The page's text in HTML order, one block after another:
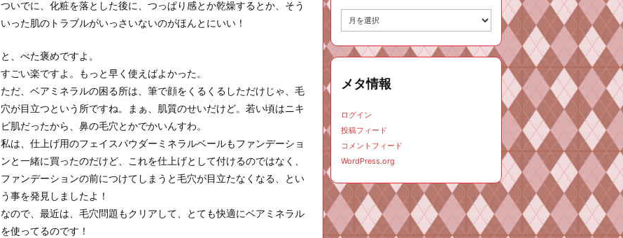
ついでに、化粧を落とした後に、つっぱり感とか乾燥するとか、そう
いった肌のトラブルがいっさいないのがほんとにいい！
と、べた褒めですよ。
すごい楽ですよ。もっと早く使えばよかった。
ただ、ベアミネラルの困る所は、筆で顔をくるくるしただけじゃ、毛
穴が目立つという所ですね。まぁ、肌質のせいだけど。若い頃はニキ
ビ肌だったから、鼻の毛穴とかでかいんすわ。
私は、仕上げ用のフェイスパウダーミネラルベールもファンデーショ
ンと一緒に買ったのだけど、これを仕上げとして付けるのではなく、
ファンデーションの前につけてしまうと毛穴が目立たなくなる、とい
う事を発見しましたよ！
なので、最近は、毛穴問題もクリアして、とても快適にベアミネラル
を使ってるのです！
イ
ブ
メタ情報
ログイン
投稿フィード
コメントフィード
WordPress.org